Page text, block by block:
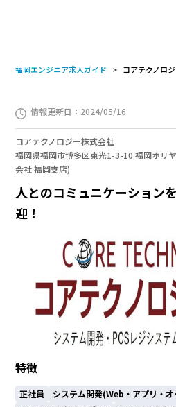
福岡エンジニア求人ガイド コアテクノロ
コアテクノロジー株式会社
福岡県福岡市博多区東光1-3-10 福岡ホリ
会社 福岡支店)
情報更新日：2024/05/16
人とのコミュニケーション
迎！
特徴
正社員
システム開発(Web・アプリ・オ